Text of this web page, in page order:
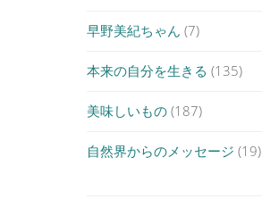
早野美紀ちゃん (7)
本来の自分を生きる (135)
美味しいもの (187)
自然界からのメッセージ (19)